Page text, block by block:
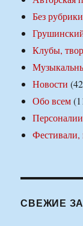
Без рубрики
Клубы,
Новости
Обо всем
Персоналии
Фестивали,
СВЕЖИЕ